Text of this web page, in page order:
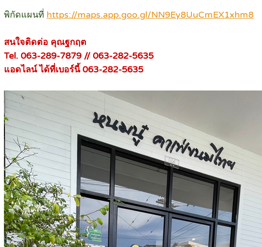
พิกัดแผนที่ https://maps.app.goo.gl/NN9Ey8UuCmEX1xhm8
สนใจติดต่อ คุณฐกฤต
Tel. 063-289-7879 // 063-282-5635
แอดไลน์ ได้ที่เบอร์นี้ 063-282-5635